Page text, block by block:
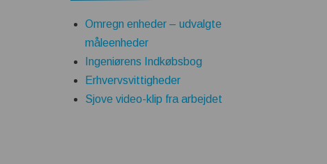
Omregn enheder – udvalgte
måleenheder
Ingeniørens Indkøbsbog
Erhvervsvittigheder
Sjove video-klip fra arbejdet